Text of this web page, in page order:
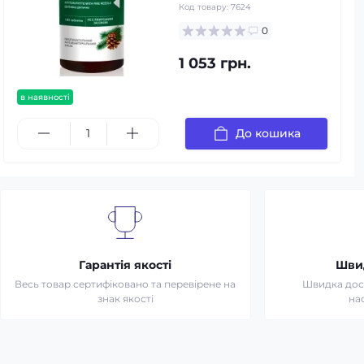
в наявності
Код товару: 7624
0
1 053 грн.
До кошика
Гарантія якості
Весь товар сертифіковано та перевірене на
знак якості
Швидка